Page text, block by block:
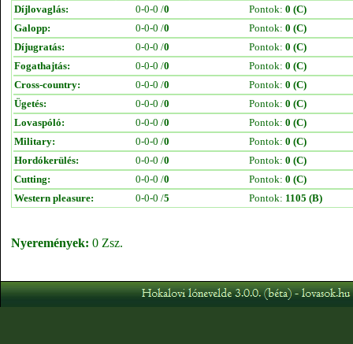
Díjlovaglás:
0-0-0 /0 Pontok: 0 (C)
Galopp:
0-0-0 /0 Pontok: 0 (C)
Díjugratás:
0-0-0 /0 Pontok: 0 (C)
Fogathajtás:
0-0-0 /0 Pontok: 0 (C)
Cross-country:
0-0-0 /0 Pontok: 0 (C)
Ügetés:
0-0-0 /0 Pontok: 0 (C)
Lovaspóló:
0-0-0 /0 Pontok: 0 (C)
Military:
0-0-0 /0 Pontok: 0 (C)
Hordókerülés:
0-0-0 /0 Pontok: 0 (C)
Cutting:
0-0-0 /0 Pontok: 0 (C)
Western pleasure:
0-0-0 /5 Pontok: 1105 (B)
Nyeremények: 0 Zsz.